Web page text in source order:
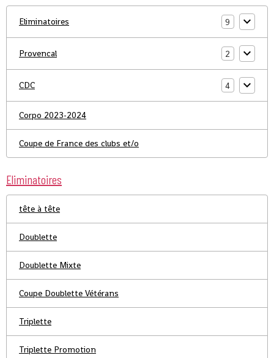
Eliminatoires 9
Provencal 2
CDC 4
Corpo 2023-2024
Coupe de France des clubs et/o
Eliminatoires
tête à tête
Doublette
Doublette Mixte
Coupe Doublette Vétérans
Triplette
Triplette Promotion